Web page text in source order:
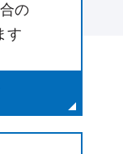
の
す